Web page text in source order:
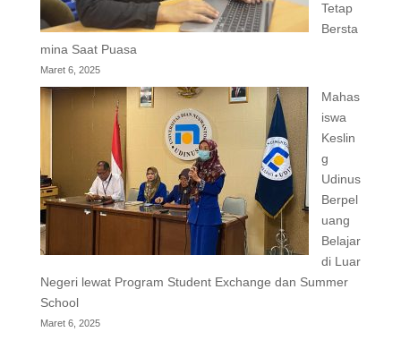
Tetap
Bersta
mina Saat Puasa
Maret 6, 2025
Mahas
iswa
Keslin
g
Udinus
Berpel
uang
Belajar
di Luar
Negeri lewat Program Student Exchange dan Summer
School
Maret 6, 2025